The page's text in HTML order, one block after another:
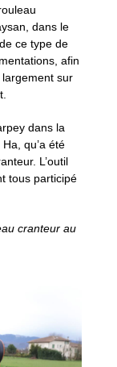
dans le
ce type de
afin
sur
dans la
qu’a été
L’outil
tous participé
cranteur au